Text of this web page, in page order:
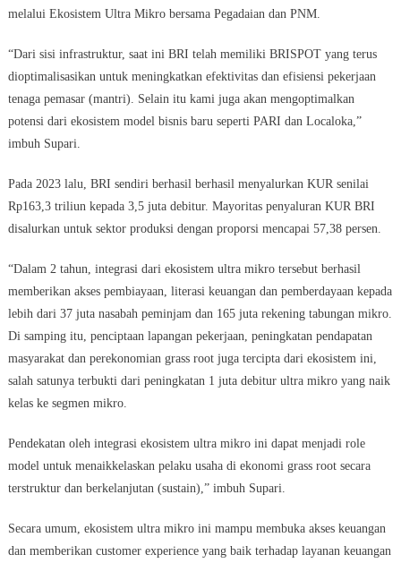
melalui Ekosistem Ultra Mikro bersama Pegadaian dan PNM.
“Dari sisi infrastruktur, saat ini BRI telah memiliki BRISPOT yang terus
dioptimalisasikan untuk meningkatkan efektivitas dan efisiensi pekerjaan
tenaga pemasar (mantri). Selain itu kami juga akan mengoptimalkan
potensi dari ekosistem model bisnis baru seperti PARI dan Localoka,”
imbuh Supari.
Pada 2023 lalu, BRI sendiri berhasil berhasil menyalurkan KUR senilai
Rp163,3 triliun kepada 3,5 juta debitur. Mayoritas penyaluran KUR BRI
disalurkan untuk sektor produksi dengan proporsi mencapai 57,38 persen.
“Dalam 2 tahun, integrasi dari ekosistem ultra mikro tersebut berhasil
memberikan akses pembiayaan, literasi keuangan dan pemberdayaan kepada
lebih dari 37 juta nasabah peminjam dan 165 juta rekening tabungan mikro.
Di samping itu, penciptaan lapangan pekerjaan, peningkatan pendapatan
masyarakat dan perekonomian grass root juga tercipta dari ekosistem ini,
salah satunya terbukti dari peningkatan 1 juta debitur ultra mikro yang naik
kelas ke segmen mikro.
Pendekatan oleh integrasi ekosistem ultra mikro ini dapat menjadi role
model untuk menaikkelaskan pelaku usaha di ekonomi grass root secara
terstruktur dan berkelanjutan (sustain),” imbuh Supari.
Secara umum, ekosistem ultra mikro ini mampu membuka akses keuangan
dan memberikan customer experience yang baik terhadap layanan keuangan